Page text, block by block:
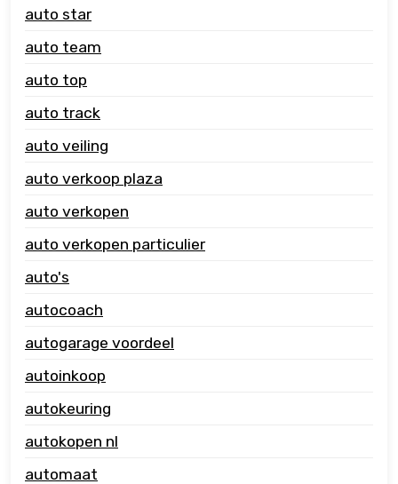
auto star
auto team
auto top
auto track
auto veiling
auto verkoop plaza
auto verkopen
auto verkopen particulier
auto's
autocoach
autogarage voordeel
autoinkoop
autokeuring
autokopen nl
automaat